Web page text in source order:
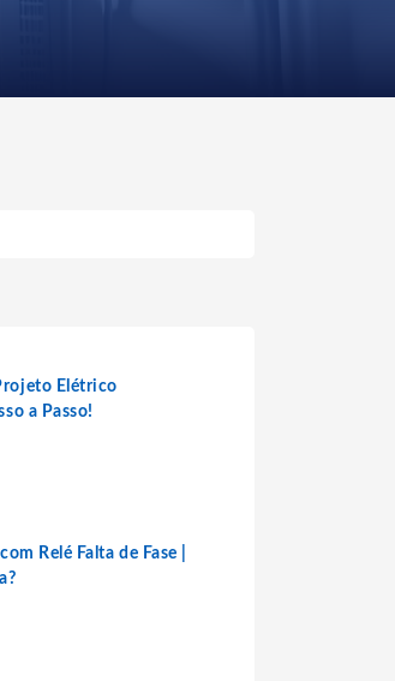
Elétrico
a Passo!
Relé Falta de Fase |